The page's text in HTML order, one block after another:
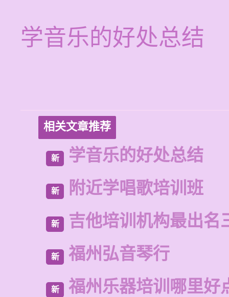
学音乐的好处总结
相关文章推荐
新 学音乐的好处总结
新 附近学唱歌培训班
新 吉他培训机构最出名
新 福州弘音琴行
新 福州乐器培训哪里好